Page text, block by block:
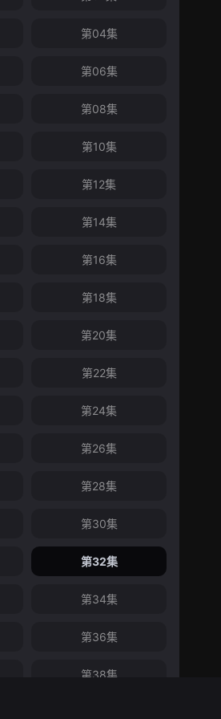
第04集
第06集
第08集
第10集
第12集
第14集
第16集
第18集
第20集
第22集
第24集
第26集
第28集
第30集
第32集
第34集
第36集
第38集